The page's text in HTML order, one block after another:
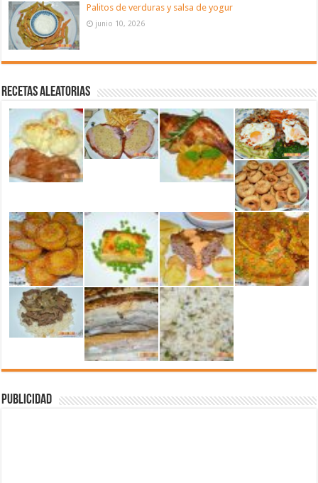
Palitos de verduras y salsa de yogur
junio 10, 2026
Recetas aleatorias
Publicidad